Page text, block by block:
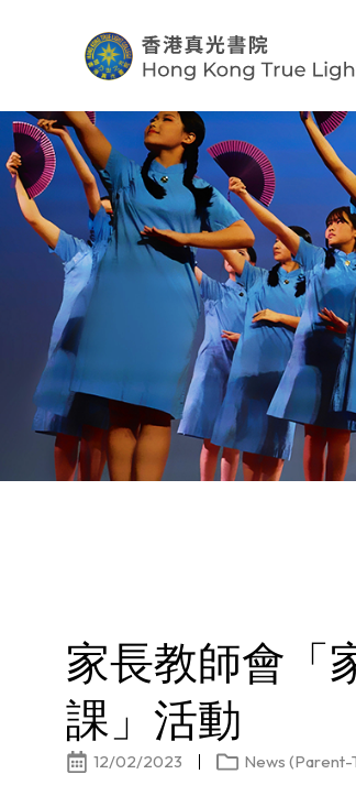
家長教師會「
課」活動
12/02/2023 News (Parent-